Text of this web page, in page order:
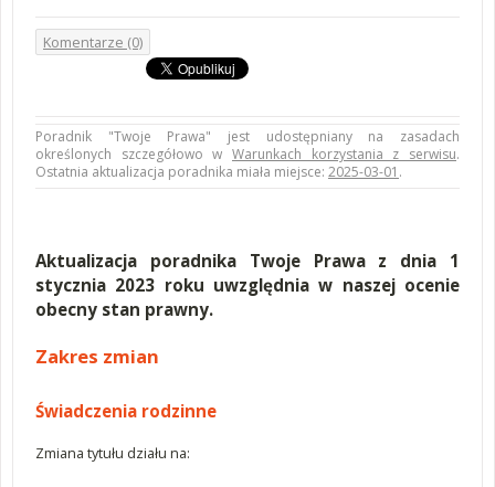
Aktualizacja poradnika Twoje Prawa z dnia 1
stycznia 2023 roku uwzględnia w naszej ocenie
obecny stan prawny.
Zakres zmian
Świadczenia rodzinne
Zmiana tytułu działu na:
Komentarze (0)
Poradnik "Twoje Prawa" jest udostępniany na zasadach
określonych szczegółowo w Warunkach korzystania z serwisu.
Ostatnia aktualizacja poradnika miała miejsce: 2025-03-01 .